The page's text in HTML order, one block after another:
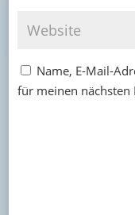
Name, E-Mail-
für meinen nächsten